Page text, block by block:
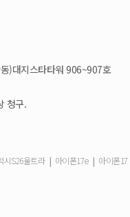
폰 일시불로 구매도 가능한가요?
)대지스타타워 906~907호
청구.
시S26울트라 | 아이폰17e | 아이폰17